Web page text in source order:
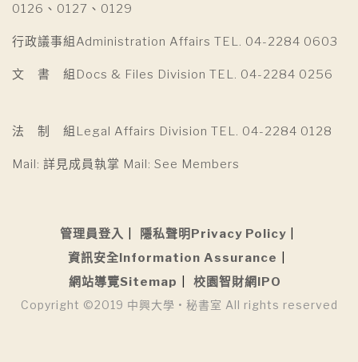
0126、0127、0129
行政議事組Administration Affairs TEL. 04-2284 0603
文 書 組Docs & Files Division TEL. 04-2284 0256
法 制 組Legal Affairs Division TEL. 04-2284 0128
Mail: 詳見成員執掌 Mail: See Members
管理員登入
隱私聲明Privacy Policy
資訊安全Information Assurance
網站導覽Sitemap
校園智財網IPO
Copyright ©2019 中興大學 • 秘書室 All rights reserved